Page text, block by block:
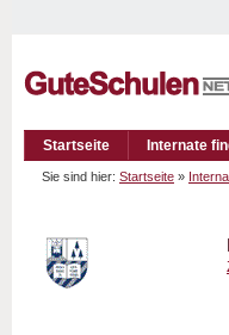
Startseite Internate
Sie sind hier: Startseite »